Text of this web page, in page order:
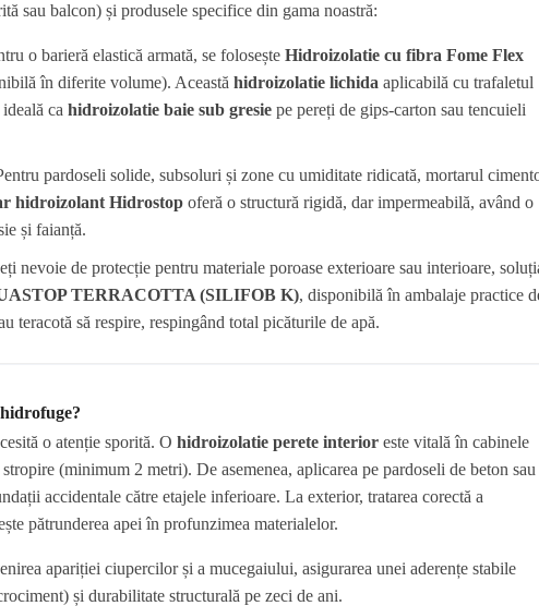
sau balcon) și produsele specifice din gama noastră:
o barieră elastică armată, se folosește Hidroizolatie cu fibra Fome Flex
în diferite volume). Această hidroizolatie lichida aplicabilă cu trafaletul
ca hidroizolatie baie sub gresie pe pereți de gips-carton sau tencuieli
pardoseli solide, subsoluri și zone cu umiditate ridicată, mortarul
hidroizolant Hidrostop oferă o structură rigidă, dar impermeabilă, având o
și faianță.
nevoie de protecție pentru materiale poroase exterioare sau interioare,
TERRACOTTA (SILIFOB K), disponibilă în ambalaje practice
teracotă să respire, respingând total picăturile de apă.
o atenție sporită. O hidroizolatie perete interior este vitală în cabinele
(minimum 2 metri). De asemenea, aplicarea pe pardoseli de beton sau
accidentale către etajele inferioare. La exterior, tratarea corectă a
pătrunderea apei în profunzimea materialelor.
apariției ciupercilor și a mucegaiului, asigurarea unei aderențe stabile
și durabilitate structurală pe zeci de ani.